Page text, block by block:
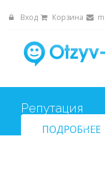
Вход Корзина
Репутация
ПОДРОБНЕЕ